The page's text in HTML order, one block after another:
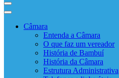
Câmara
Entenda a Câmara
O que faz um vereador
História de Bambuí
História da Câmara
Estrutura Administrativa